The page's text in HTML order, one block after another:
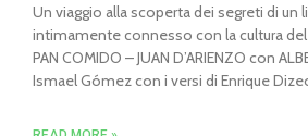
Un viaggio alla scoperta dei segreti di un
intimamente connesso con la cultura del
PAN COMIDO – JUAN D’ARIENZO con
Ismael Gómez con i versi di Enrique